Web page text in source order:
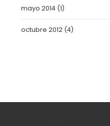
mayo 2014 (1)
octubre 2012 (4)